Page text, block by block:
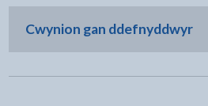
Cwynion gan ddefnyddwyr